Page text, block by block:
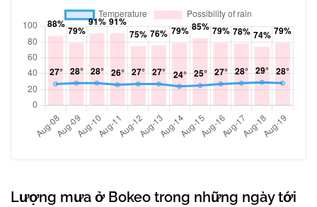
Lượng mưa ở Bokeo trong những ngày tới